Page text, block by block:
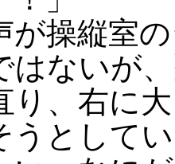
操縦室の
はないが
り、右に
うとして